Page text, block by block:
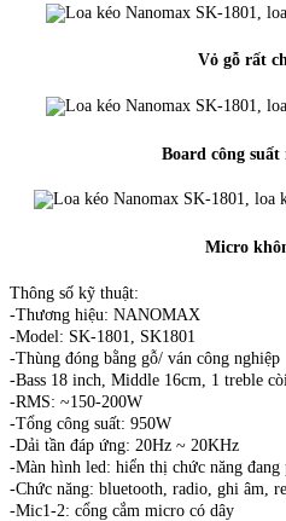
Vỏ gỗ rất
Board công
Micro
Thông số kỹ thuật:
-Thương hiệu: NANOMAX
-Model: SK-1801, SK1801
-Thùng đóng bằng gỗ/ ván công nghiệp
-Bass 18 inch, Middle 16cm, 1 treble còi
-RMS: ~150-200W
-Tổng công suất: 950W
-Dải tần đáp ứng: 20Hz ~ 20KHz
-Màn hình led: hiển thị chức năng
-Chức năng: bluetooth, radio, ghi âm,
-Mic1-2: cổng cắm micro có dây